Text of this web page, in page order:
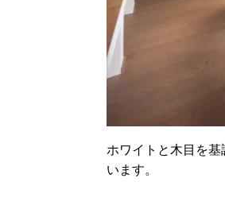
ホワイトと木目を
います。